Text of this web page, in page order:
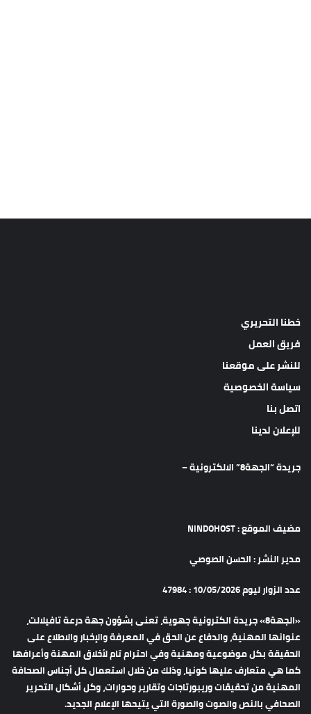
خطنا التحريري
فريق العمل
للنشر على موقعنا
سياسة الخصوصية
اتصل بنا
للإعلان لدينا
جريدة “الجهة8” الالكترونية –
مضيف الموقع : NINDOHOST
مدير النشر : الحسن الصوصي
عدد الزوار ليوم 10/05/2026 : 47984
«الجهة8» جريدة الكترونية جهوية، تعنى بشؤون جهة درعة تافيلالت،
عنوانها المهنية، والدفاع عن الحق في المعرفة والإخبار والاطلاع على
الحقيقة بكل موضوعية ومهنية وفي احترام تام لأخلاق المهنة وأعرافها
كما هي متعارف عليها كونيا، وذلك من خلال استعمال كل أجناس الصحافة
المهنية من تحقيقات وريبورتاجات وتقارير وحوارات، وكل أشكال التحرير
الصحافي بالنص والصوت والصورة التي يتيحها الإعلام الجديد.